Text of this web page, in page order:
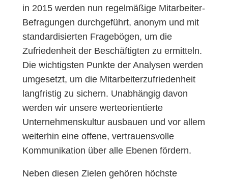
in 2015 werden nun regelmäßige Mitarbeiter-
Befragungen durchgeführt, anonym und mit
standardisierten Fragebögen, um die
Zufriedenheit der Beschäftigten zu ermitteln.
Die wichtigsten Punkte der Analysen werden
umgesetzt, um die Mitarbeiterzufriedenheit
langfristig zu sichern. Unabhängig davon
werden wir unsere werteorientierte
Unternehmenskultur ausbauen und vor allem
weiterhin eine offene, vertrauensvolle
Kommunikation über alle Ebenen fördern.
Neben diesen Zielen gehören höchste